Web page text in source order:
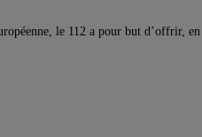
le 112 a pour but d’offrir,